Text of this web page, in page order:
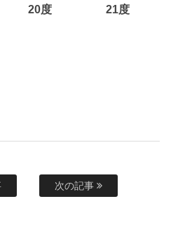
20度
21度
次の記事